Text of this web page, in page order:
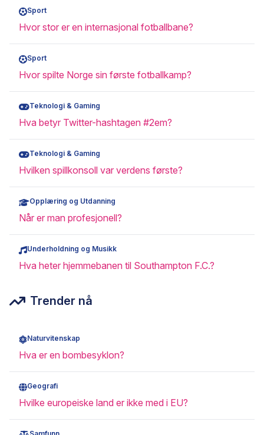
Sport
Hvor stor er en internasjonal fotballbane?
Sport
Hvor spilte Norge sin første fotballkamp?
Teknologi & Gaming
Hva betyr Twitter-hashtagen #2em?
Teknologi & Gaming
Hvilken spillkonsoll var verdens første?
Opplæring og Utdanning
Når er man profesjonell?
Underholdning og Musikk
Hva heter hjemmebanen til Southampton F.C.?
Trender nå
Naturvitenskap
Hva er en bombesyklon?
Geografi
Hvilke europeiske land er ikke med i EU?